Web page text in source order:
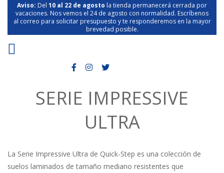
Aviso: Del 10 al 22 de agosto la tienda permanecerá cerrada por
vacaciones. Nos vemos el 24 de agosto con normalidad. Escríbenos
al correo para solicitar presupuesto y te responderemos en la mayor
brevedad posible.
SERIE IMPRESSIVE
ULTRA
La Serie Impressive Ultra de Quick-Step es una colección de
suelos laminados de tamaño mediano resistentes que